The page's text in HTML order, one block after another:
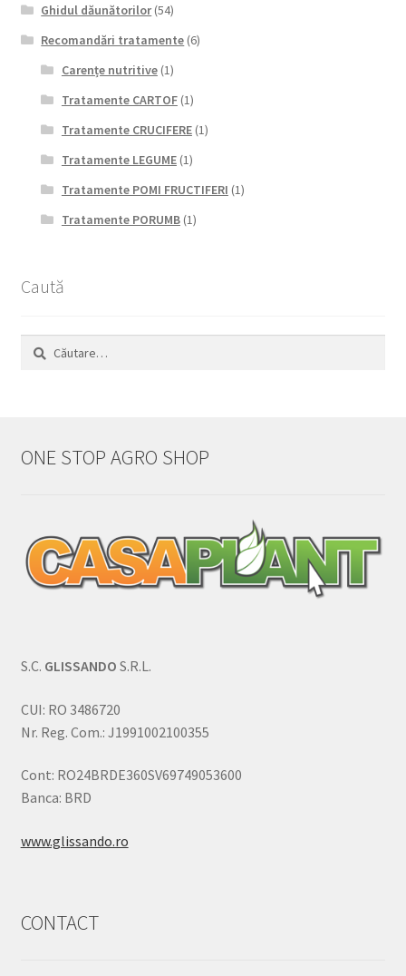
Ghidul dăunătorilor(54)
Recomandări tratamente (6)
Carențe nutritive(1)
Tratamente CARTOF(1)
Tratamente CRUCIFERE(1)
Tratamente LEGUME(1)
Tratamente POMI FRUCTIFERI (1)
Tratamente PORUMB(1)
Caută
Caută
ONE STOP AGRO SHOP
S.C. GLISSANDO S.R.L.
CUI: RO 3486720
Nr. Reg. Com.: J1991002100355
Cont: RO24BRDE360SV69749053600
Banca: BRD
www.glissando.ro
CONTACT